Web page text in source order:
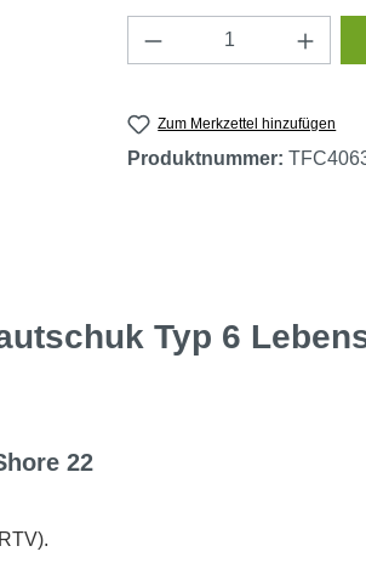
Produkt Anzahl:
Zum Merkzettel hinzufügen
Produktnummer:
Typ 6
22